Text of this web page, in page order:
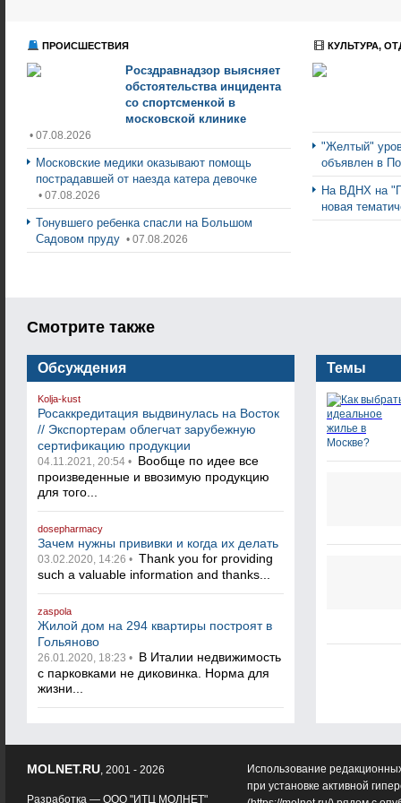
ПРОИСШЕСТВИЯ
Росздравнадзор выясняет
обстоятельства инцидента
со спортсменкой в
московской клинике
• 07.08.2026
Московские медики оказывают помощь
пострадавшей от наезда катера девочке
• 07.08.2026
Тонувшего ребенка спасли на Большом
Садовом пруду • 07.08.2026
КУЛЬТУРА,
"Желтый"
объявлен в
На ВДНХ на
новая
Смотрите также
Обсуждения
Kolja-kust
Росаккредитация выдвинулась на Восток
// Экспортерам облегчат зарубежную
сертификацию продукции
04.11.2021, 20:54 • Вообще по идее все
произведенные и ввозимую продукцию
для того...
dosepharmacy
Зачем нужны прививки и когда их делать
03.02.2020, 14:26 • Thank you for providing
such a valuable information and thanks...
zaspola
Жилой дом на 294 квартиры построят в
Гольяново
26.01.2020, 18:23 • В Италии недвижимость
с парковками не диковинка. Норма для
жизни...
Темы
Использование
при установке активной
MOLNET.RU, 2001 - 2026
Разработка — ООО "ИТЦ МОЛНЕТ"